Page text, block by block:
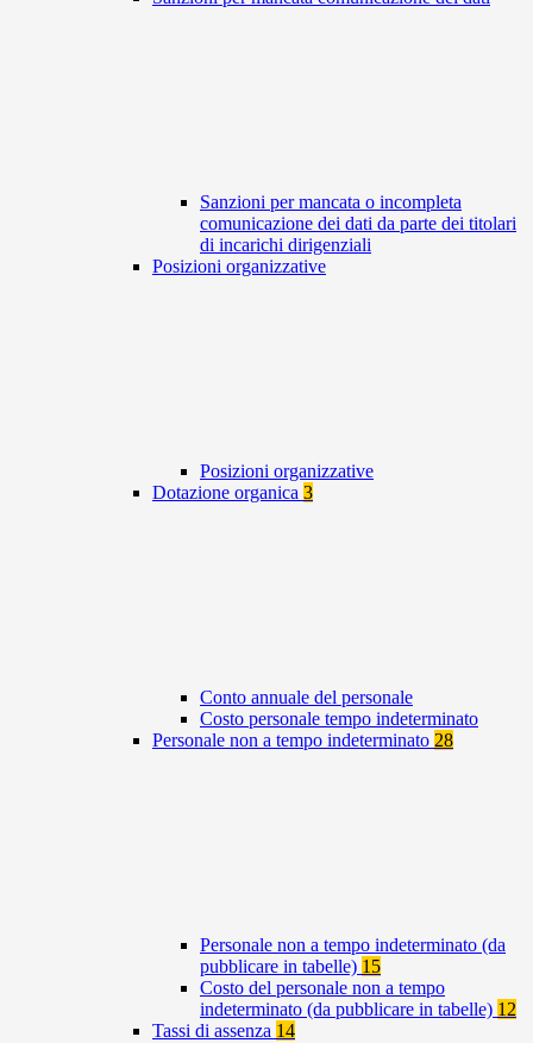
Sanzioni per mancata o incompleta
comunicazione dei dati da parte dei titolari
di incarichi dirigenziali
Posizioni organizzative
Posizioni organizzative
Dotazione organica 3
Conto annuale del personale
Costo personale tempo indeterminato
Personale non a tempo indeterminato 28
Personale non a tempo indeterminato (da
pubblicare in tabelle) 15
Costo del personale non a tempo
indeterminato (da pubblicare in tabelle) 12
Tassi di assenza 14